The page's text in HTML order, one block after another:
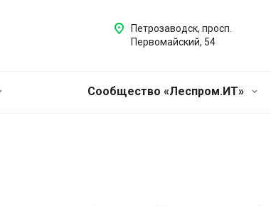
Петрозаводск, просп.
Первомайский, 54
Сообщество «Леспром.ИТ»